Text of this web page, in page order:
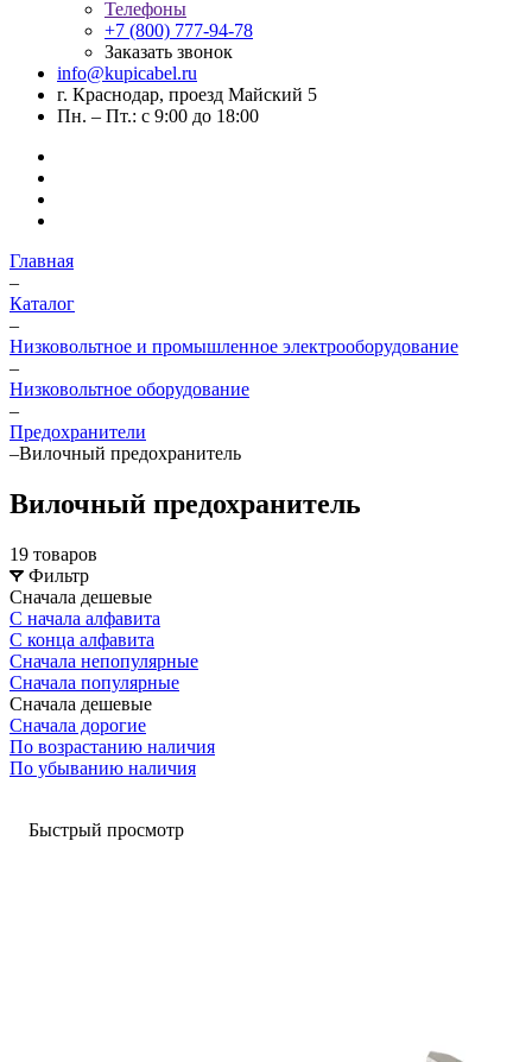
Телефоны
+7 (800) 777-94-78
Заказать звонок
info@kupicabel.ru
г. Краснодар, проезд Майский 5
Пн. – Пт.: с 9:00 до 18:00
Главная
–
Каталог
–
Низковольтное и промышленное электрооборудование
–
Низковольтное оборудование
–
Предохранители
–Вилочный предохранитель
Вилочный предохранитель
19 товаров
Фильтр
Сначала дешевые
С начала алфавита
С конца алфавита
Сначала непопулярные
Сначала популярные
Сначала дешевые
Сначала дорогие
По возрастанию наличия
По убыванию наличия
Быстрый просмотр